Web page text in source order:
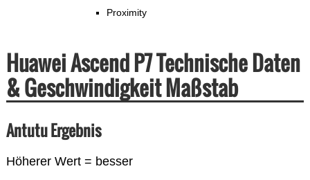
Proximity
Huawei Ascend P7 Technische Daten
& Geschwindigkeit Maßstab
Antutu Ergebnis
Höherer Wert = besser